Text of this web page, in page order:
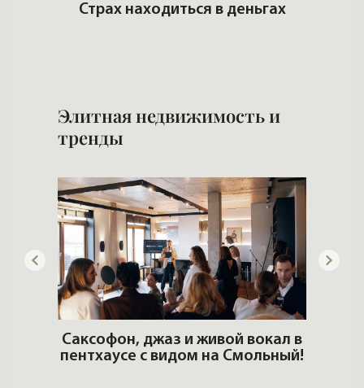
Страх находиться в деньгах
Элитная недвижимость и
тренды
Саксофон, джаз и живой вокал в
пентхаусе с видом на Смольный!